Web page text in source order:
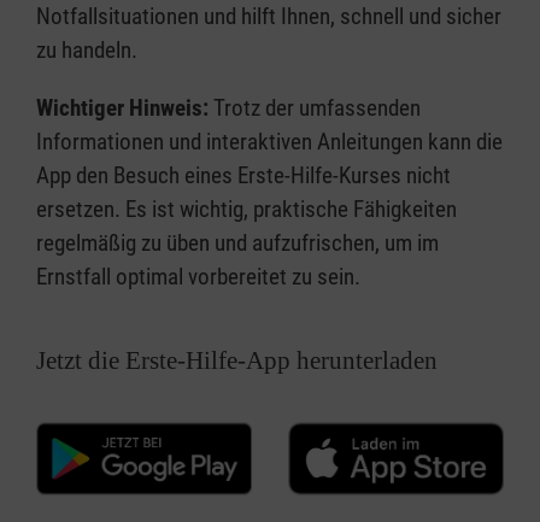
Notfallsituationen und hilft Ihnen, schnell und sicher
zu handeln.
Wichtiger Hinweis: Trotz der umfassenden
Informationen und interaktiven Anleitungen kann die
App den Besuch eines Erste-Hilfe-Kurses nicht
ersetzen. Es ist wichtig, praktische Fähigkeiten
regelmäßig zu üben und aufzufrischen, um im
Ernstfall optimal vorbereitet zu sein.
Jetzt die Erste-Hilfe-App herunterladen